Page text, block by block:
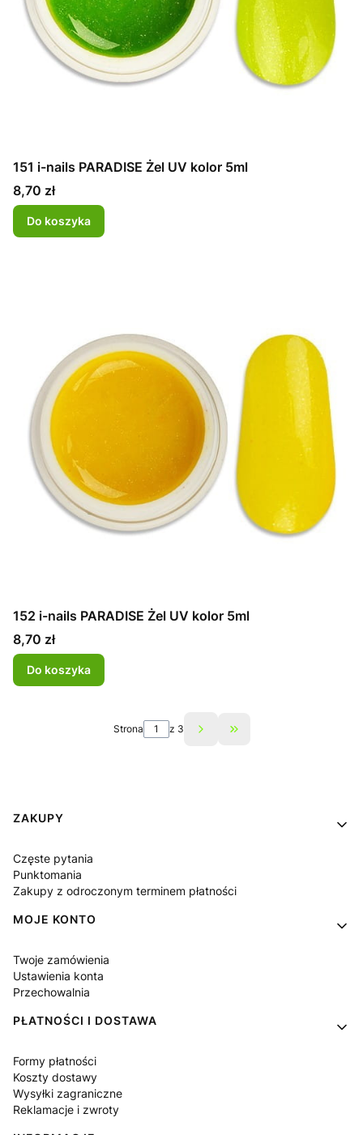
151 i-nails PARADISE Żel UV kolor 5ml
Cena
8,70 zł
Do koszyka
152 i-nails PARADISE Żel UV kolor 5ml
Cena
8,70 zł
Do koszyka
Strona z 3 Przejdź do ostatniej
Linki w stopce
ZAKUPY
Częste pytania
Punktomania
Zakupy z odroczonym terminem płatności
MOJE KONTO
Twoje zamówienia
Ustawienia konta
Przechowalnia
PŁATNOŚCI I DOSTAWA
Formy płatności
Koszty dostawy
Wysyłki zagraniczne
Reklamacje i zwroty